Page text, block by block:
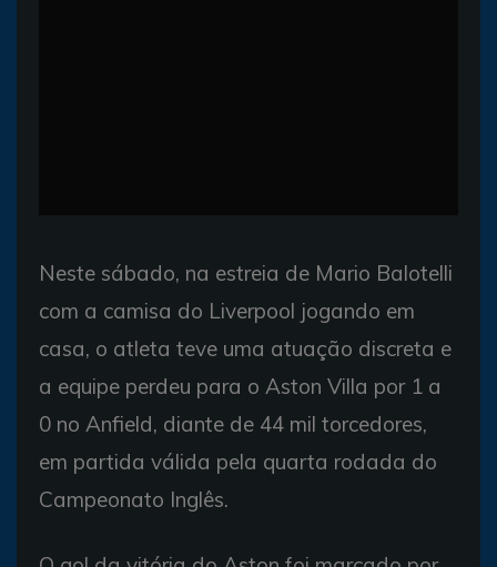
Neste sábado, na estreia de Mario Balotelli
com a camisa do Liverpool jogando em
casa, o atleta teve uma atuação discreta e
a equipe perdeu para o Aston Villa por 1 a
0 no Anfield, diante de 44 mil torcedores,
em partida válida pela quarta rodada do
Campeonato Inglês.